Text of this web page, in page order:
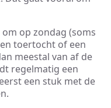
op zondag (soms
toertocht of een
meestal van af de
regelmatig een
een stuk met de